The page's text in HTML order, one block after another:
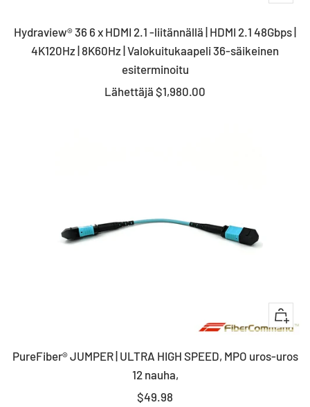
Hydraview® 36 6 x HDMI 2.1 -liitännällä | HDMI 2.1 48Gbps |
4K120Hz | 8K60Hz | Valokuitukaapeli 36-säikeinen
esiterminoitu
Myyntihinta
Lähettäjä $1,980.00
+
Lisää
PureFiber® JUMPER | ULTRA HIGH SPEED, MPO uros-uros
12 nauha,
Myyntihinta
$49.98